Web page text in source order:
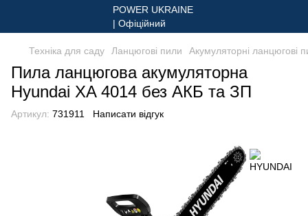
Техніка для саду Ланцюгові пили Акумуляторні ланцюгові
Пила ланцюгова акумуляторна
Hyundai XA 4014 без АКБ та ЗП
Артикул: 731911 Написати відгук